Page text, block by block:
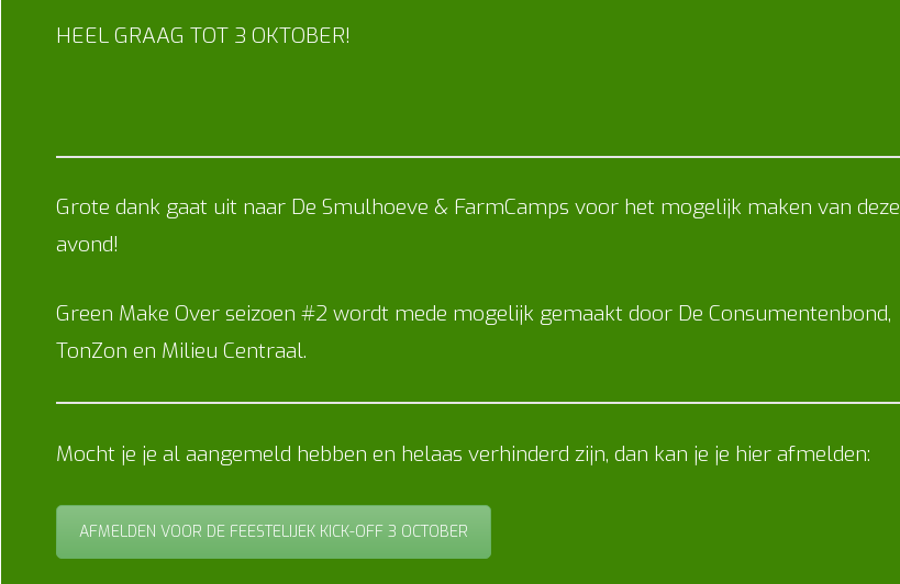
HEEL GRAAG TOT 3 OKTOBER!
Grote dank gaat uit naar De Smulhoeve & FarmCamps voor het mogelijk maken van deze
avond!
Green Make Over seizoen #2 wordt mede mogelijk gemaakt door De Consumentenbond,
TonZon en Milieu Centraal.
Mocht je je al aangemeld hebben en helaas verhinderd zijn, dan kan je je hier afmelden:
AFMELDEN VOOR DE FEESTELIJEK KICK-OFF 3 OCTOBER